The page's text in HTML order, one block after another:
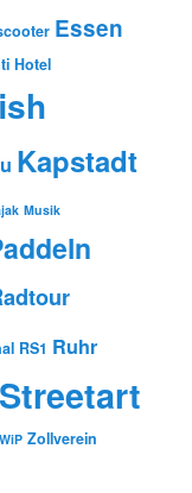
Essen
Hotel
Kapstadt
Musik
RS1 Ruhr
Streetart
WiP Zollverein